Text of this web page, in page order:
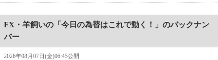
FX・羊飼いの「今日の為替はこれで動く！」のバックナン
バー
2026年08月07日(金)06:45公開